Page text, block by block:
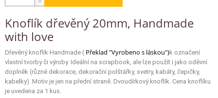
Knoflík dřevěný 20mm, Handmade
with love
Dřevěný knoflík Handmade ( Překlad "Vyrobeno s láskou")k označení
vlastní tvorby či výroby. Ideální na scrapbook, ale lze použít i jako oděvní
doplněk (různé dekorace, dekorační polštářky, svetry, kabáty, čepičky,
kabelky). Motiv je jen na přední straně. Dvoudírkový knoflík. Cena knoflíku
je uvedena za 1 kus.